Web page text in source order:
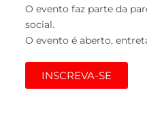
O evento faz parte da
social.
O evento é aberto,
INSCREVA-SE